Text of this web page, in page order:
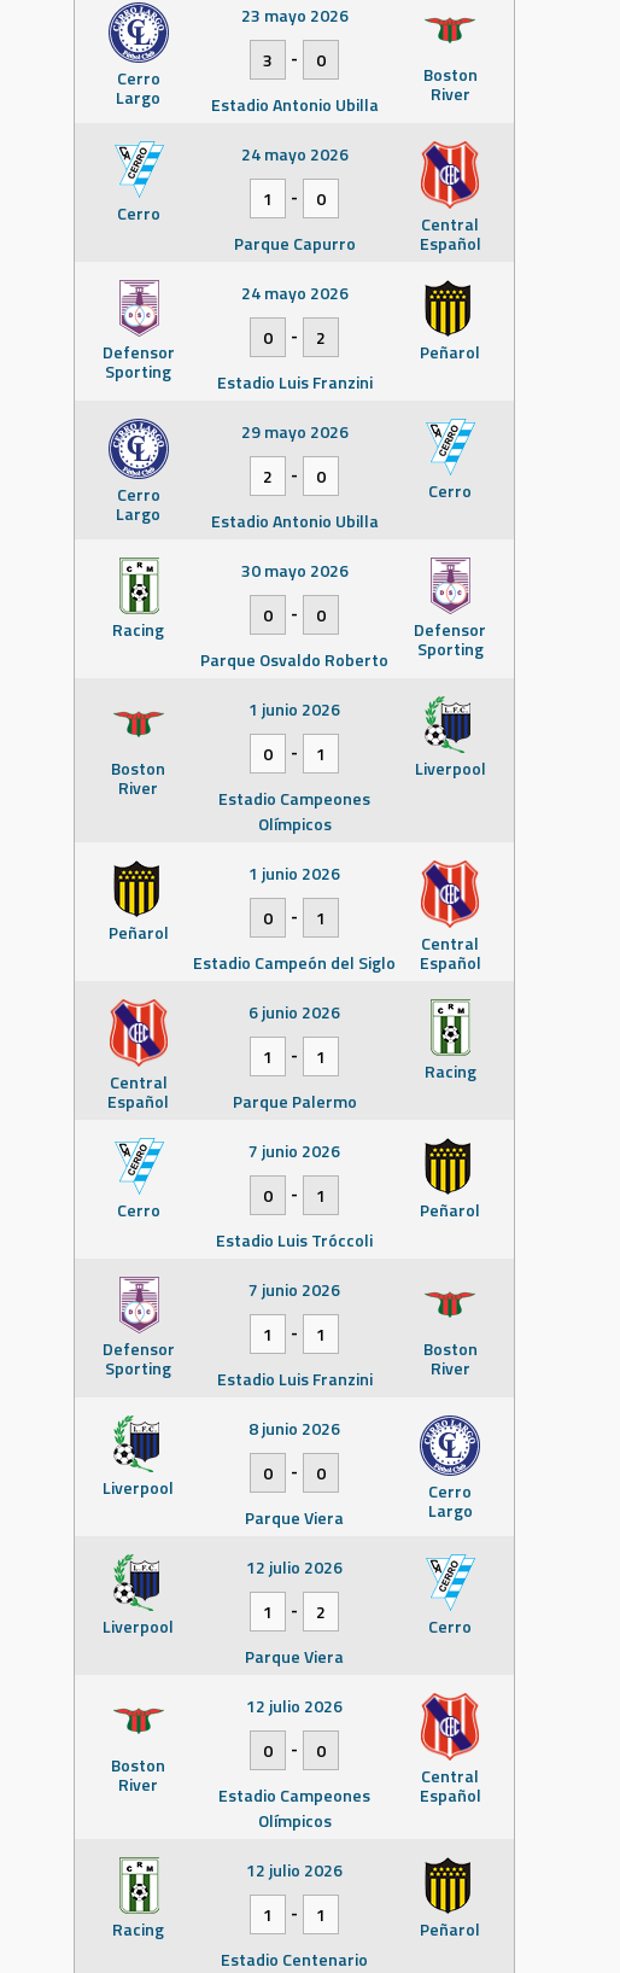
Cerro
Largo
Boston
River
23 mayo 2026
3
-
0
Estadio Antonio Ubilla
Cerro Central
Español
24 mayo 2026
1
-
0
Parque Capurro
Defensor
Sporting
Peñarol
24 mayo 2026
0
-
2
Estadio Luis Franzini
Cerro
Largo
Cerro
29 mayo 2026
2
-
0
Estadio Antonio Ubilla
Racing Defensor
Sporting
30 mayo 2026
0
-
0
Parque Osvaldo Roberto
Boston
River
Liverpool
1 junio 2026
0
-
1
Estadio Campeones
Olímpicos
Peñarol Central
Español
1 junio 2026
0
-
1
Estadio Campeón del Siglo
Central
Español
Racing
6 junio 2026
1
-
1
Parque Palermo
Cerro Peñarol
7 junio 2026
0
-
1
Estadio Luis Tróccoli
Defensor
Sporting
Boston
River
7 junio 2026
1
-
1
Estadio Luis Franzini
Liverpool Cerro
Largo
8 junio 2026
0
-
0
Parque Viera
Liverpool Cerro
12 julio 2026
1
-
2
Parque Viera
Boston
River Central
Español
12 julio 2026
0
-
0
Estadio Campeones
Olímpicos
Racing Peñarol
12 julio 2026
1
-
1
Estadio Centenario